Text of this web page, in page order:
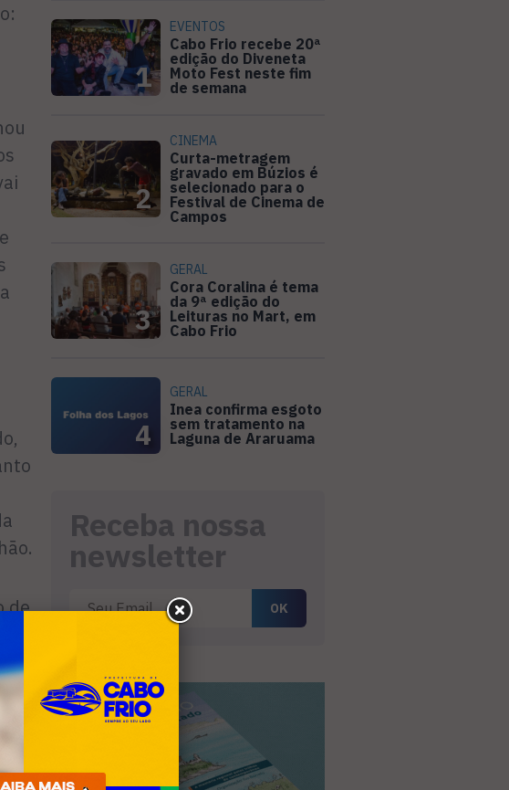
de
1
EVENTOS
Cabo Frio recebe 20ª
edição do Diveneta
Moto Fest neste fim
de semana
2
CINEMA
Curta-metragem
gravado em Búzios é
selecionado para o
Festival de Cinema de
Campos
3
GERAL
Cora Coralina é tema
da 9ª edição do
Leituras no Mart, em
Cabo Frio
4
GERAL
Inea confirma esgoto
sem tratamento na
Laguna de Araruama
Receba nossa
newsletter